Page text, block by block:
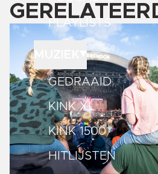
PLAYLISTS
GEDRAAID
KINK XL
KINK 1500
HITLIJSTEN